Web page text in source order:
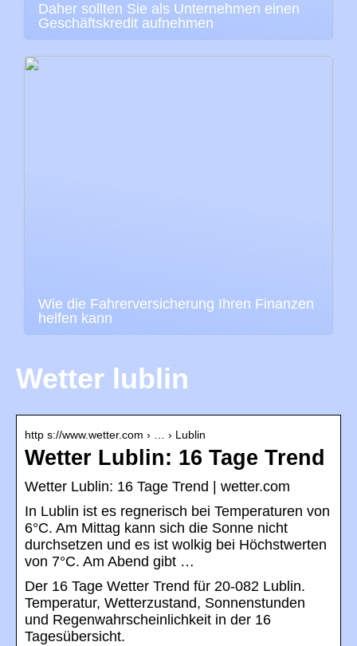
Daher sollten Sie als Unternehmen einen
Geschäftskredit aufnehmen
Wie die Fahrerversicherung Ihren Finanzen
helfen kann
Wetter lublin
http s://www.wetter.com › … › Lublin
Wetter Lublin: 16 Tage Trend
Wetter Lublin: 16 Tage Trend | wetter.com
In Lublin ist es regnerisch bei Temperaturen von
6°C. Am Mittag kann sich die Sonne nicht
durchsetzen und es ist wolkig bei Höchstwerten
von 7°C. Am Abend gibt …
Der 16 Tage Wetter Trend für 20-082 Lublin.
Temperatur, Wetterzustand, Sonnenstunden
und Regenwahrscheinlichkeit in der 16
Tagesübersicht.